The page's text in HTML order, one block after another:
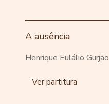
A ausência
Henrique Eulálio Gurjão
Ver partitura